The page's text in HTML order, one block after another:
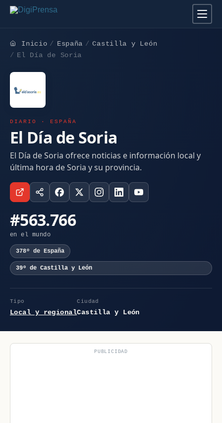
Inicio España
Castilla y León
El Día de Soria
DIARIO · ESPAÑA
El Día de Soria
El Día de Soria ofrece noticias e información local y
última hora de Soria y su provincia.
#563.766
en el mundo
378º de España
39º de Castilla y León
Tipo
Local y regional
Ciudad
Castilla y León
PUBLICIDAD